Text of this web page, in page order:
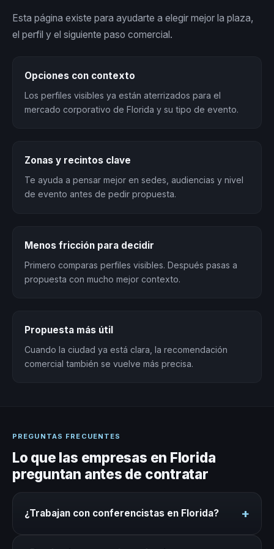
Esta página existe para ayudarte a elegir mejor la plaza,
el perfil y el siguiente paso comercial.
Opciones con contexto
Los perfiles visibles ya están aterrizados para el
mercado corporativo de Florida y su tipo de evento.
Zonas y recintos clave
Te ayuda a pensar mejor en sedes, audiencias y nivel
de evento antes de pedir propuesta.
Menos fricción para decidir
Primero comparas perfiles visibles. Después pasas a
propuesta con mucho mejor contexto.
Propuesta más útil
Cuando la ciudad ya está clara, la recomendación
comercial también se vuelve más precisa.
PREGUNTAS FRECUENTES
Lo que las empresas en Florida
preguntan antes de contratar
¿Trabajan con conferencistas en Florida? +